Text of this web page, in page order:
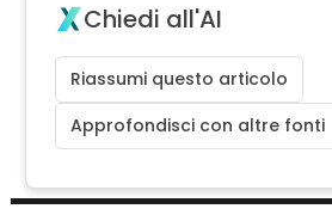
Chiedi all'AI
Riassumi questo articolo
Approfondisci con altre fonti